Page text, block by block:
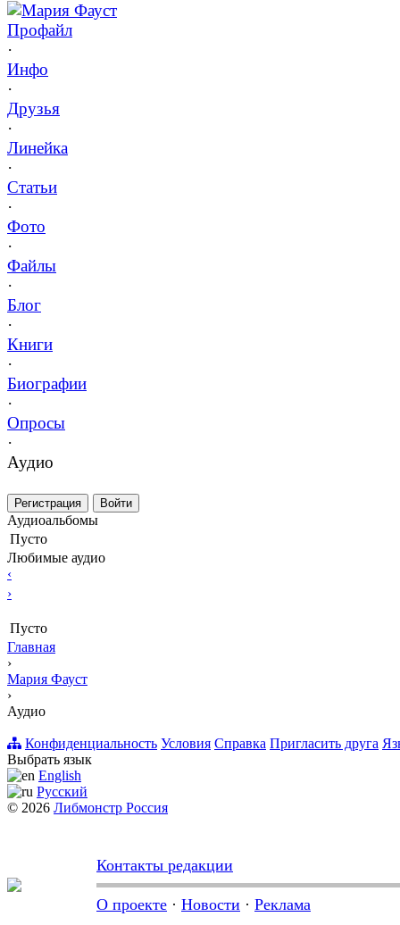
Мария Фауст
Профайл
·
Инфо
·
Друзья
·
Линейка
·
Статьи
·
Фото
·
Файлы
·
Блог
·
Книги
·
Биографии
·
Опросы
·
Аудио
Регистрация Войти
Аудиоальбомы
Пусто
Любимые аудио
‹
›
Пусто
Главная
›
Мария Фауст
›
Аудио
Конфиденциальность Условия Справка Пригласить друга
Выбрать язык
English
Русский
© 2026 Либмонстр Россия
Контакты редакции
О проекте · Новости · Реклама